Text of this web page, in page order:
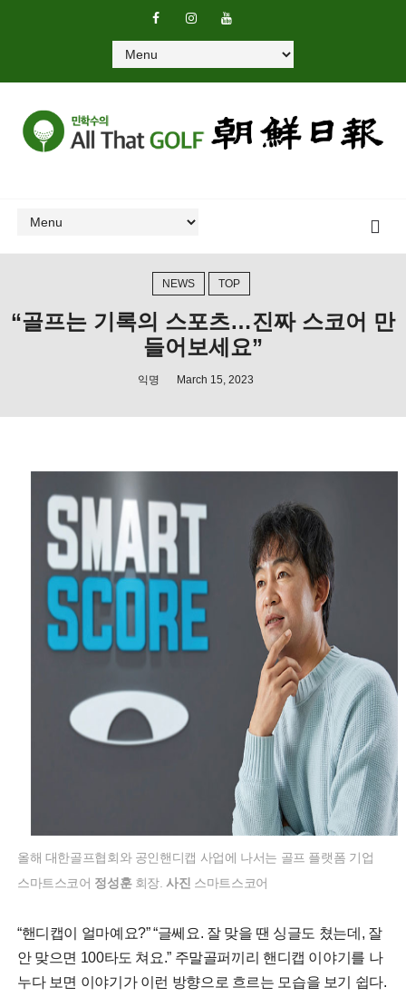
NEWS TOP
“골프는 기록의 스포츠…진짜 스코어 만
들어보세요”
익명 March 15, 2023
올해 대한골프협회와 공인핸디캡 사업에 나서는 골프 플랫폼 기업
스마트스코어 정성훈회장.사진 스마트스코어
“핸디캡이 얼마예요?” “글쎄요. 잘 맞을 땐 싱글도 쳤는데, 잘
안 맞으면 100타도 쳐요.” 주말골퍼끼리 핸디캡 이야기를 나
누다 보면 이야기가 이런 방향으로 흐르는 모습을 보기 쉽다.